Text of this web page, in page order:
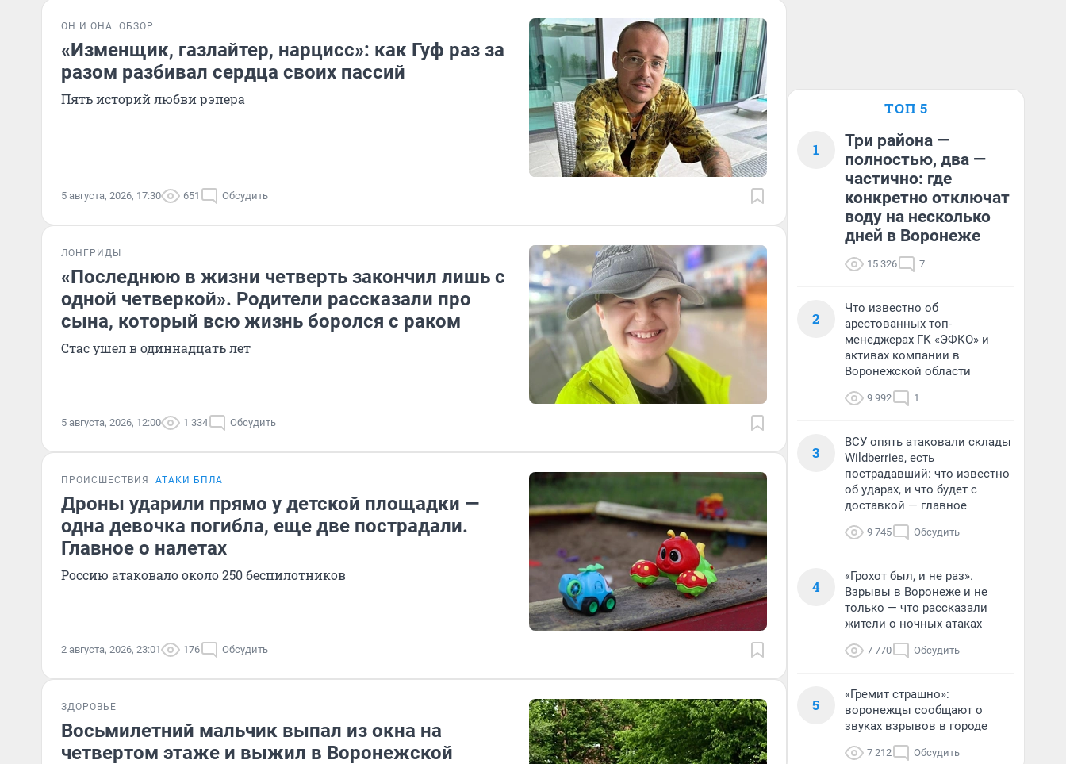
ОН И ОНА ОБЗОР
«Изменщик, газлайтер, нарцисс»: как Гуф раз за
разом разбивал сердца своих пассий
Пять историй любви рэпера
5 августа, 2026, 17:30 651 Обсудить
ЛОНГРИДЫ
«Последнюю в жизни четверть закончил лишь с
одной четверкой». Родители рассказали про
сына, который всю жизнь боролся с раком
Стас ушел в одиннадцать лет
5 августа, 2026, 12:00 1 334 Обсудить
ПРОИСШЕСТВИЯ АТАКИ БПЛА
Дроны ударили прямо у детской площадки —
одна девочка погибла, еще две пострадали.
Главное о налетах
Россию атаковало около 250 беспилотников
2 августа, 2026, 23:01 176 Обсудить
ЗДОРОВЬЕ
Восьмилетний мальчик выпал из окна на
четвертом этаже и выжил в Воронежской
ТОП 5
1
Три района —
полностью, два —
частично: где
конкретно отключат
воду на несколько
дней в Воронеже
15 326 7
2
Что известно об
арестованных топ-
менеджерах ГК «ЭФКО» и
активах компании в
Воронежской области
9 992 1
3
ВСУ опять атаковали склады
Wildberries, есть
пострадавший: что известно
об ударах, и что будет с
доставкой — главное
9 745 Обсудить
4
«Грохот был, и не раз».
Взрывы в Воронеже и не
только — что рассказали
жители о ночных атаках
7 770 Обсудить
5
«Гремит страшно»:
воронежцы сообщают о
звуках взрывов в городе
7 212 Обсудить